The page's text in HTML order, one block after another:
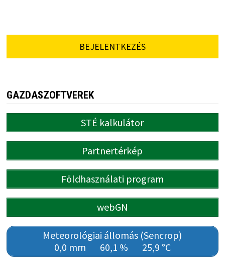
BEJELENTKEZÉS
GAZDASZOFTVEREK
STÉ kalkulátor
Partnertérkép
Földhasználati program
webGN
Meteorológiai állomás (Sencrop)
0,0 mm
60,1 % 25,9 °C